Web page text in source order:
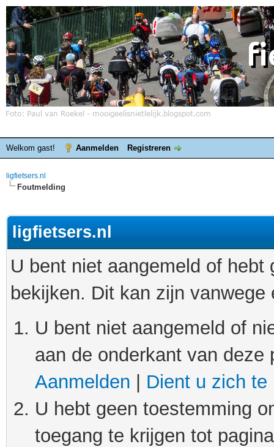
Welkom gast! Aanmelden Registreren
ligfietsers.nl
Foutmelding
ligfietsers.nl
U bent niet aangemeld of
bekijken. Dit kan zijn
U bent niet aangemeld of
aan de onderkant van
Aanmelden
Dient u zich te
U hebt geen toestemming
toegang te krijgen tot